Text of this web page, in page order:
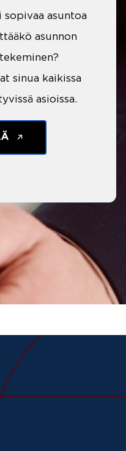
sopivaa asuntoa
asunnon
sinua kaikissa
asioissa.